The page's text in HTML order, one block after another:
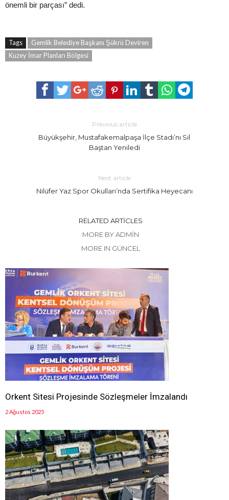
önemli bir parçası” dedi.
Tags
Gemlik Belediye Başkanı Şükrü Deviren
Kuzey İmar Planları Bölgesi
Previous article
Büyükşehir, Mustafakemalpaşa İlçe Stadı’nı Sil
Baştan Yeniledi
Next article
Nilüfer Yaz Spor Okulları’nda Sertifika Heyecanı
RELATED ARTICLES
MORE BY ADMIN
MORE IN GÜNCEL
Orkent Sitesi Projesinde Sözleşmeler İmzalandı
2 Ağustos 2025